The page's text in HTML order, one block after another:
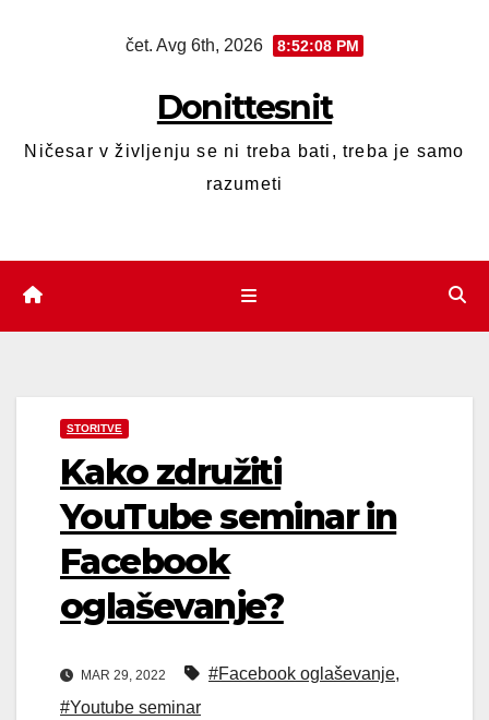
čet. Avg 6th, 2026 8:52:08 PM
Donittesnit
Ničesar v življenju se ni treba bati, treba je samo
razumeti
STORITVE
Kako združiti
YouTube seminar in
Facebook
oglaševanje?
MAR 29, 2022 #Facebook oglaševanje,
#Youtube seminar